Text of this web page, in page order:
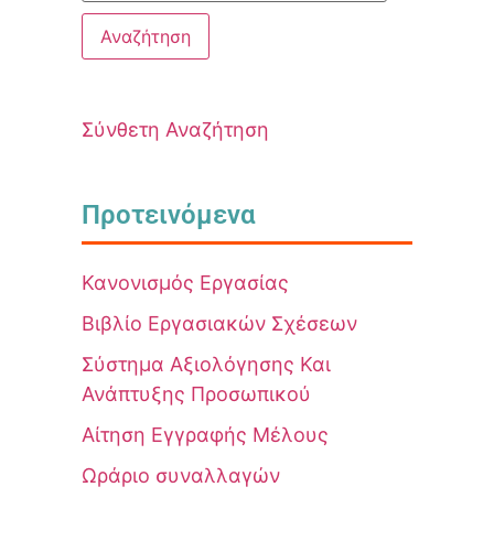
Σύνθετη Αναζήτηση
Προτεινόμενα
Κανονισμός Εργασίας
Βιβλίο Εργασιακών Σχέσεων
Σύστημα Αξιολόγησης Και
Ανάπτυξης Προσωπικού
Αίτηση Εγγραφής Μέλους
Ωράριο συναλλαγών